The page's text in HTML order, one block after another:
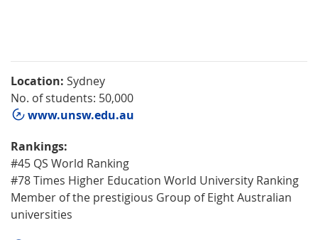
Location: Sydney
No. of students: 50,000
www.unsw.edu.au
Rankings:
#45 QS World Ranking
#78 Times Higher Education World University Ranking
Member of the prestigious Group of Eight Australian
universities